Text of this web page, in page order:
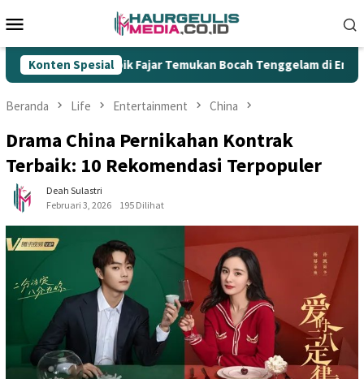
ke
Mobile
Konten Spesial
Temukan Bocah Tenggelam di Embung Kertanegara
Beranda Life Entertainment China
Drama China Pernikahan Kontrak
Terbaik: 10 Rekomendasi Terpopuler
Deah Sulastri
Februari 3, 2026
195 Dilihat